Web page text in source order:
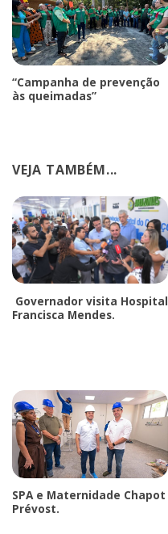
“Campanha de prevenção
às queimadas”
VEJA TAMBÉM...
Governador visita Hospital
Francisca Mendes.
SPA e Maternidade Chapot
Prévost.